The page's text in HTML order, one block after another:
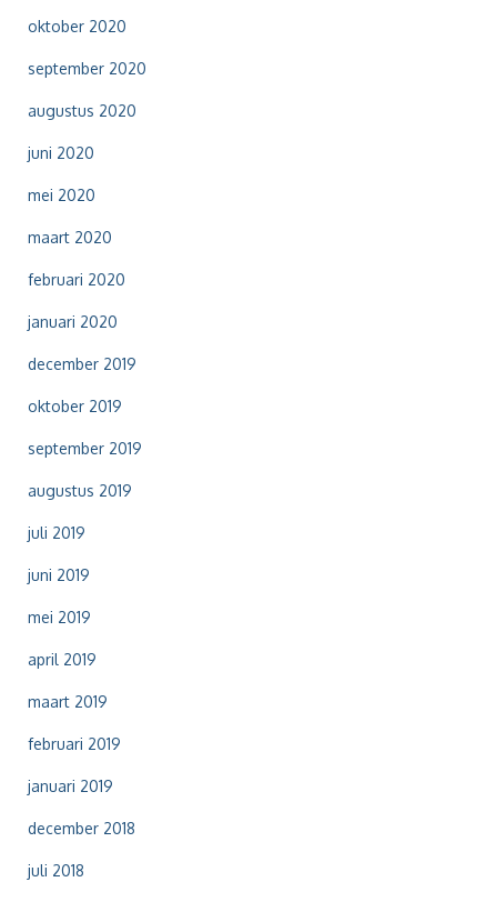
oktober 2020
september 2020
augustus 2020
juni 2020
mei 2020
maart 2020
februari 2020
januari 2020
december 2019
oktober 2019
september 2019
augustus 2019
juli 2019
juni 2019
mei 2019
april 2019
maart 2019
februari 2019
januari 2019
december 2018
juli 2018